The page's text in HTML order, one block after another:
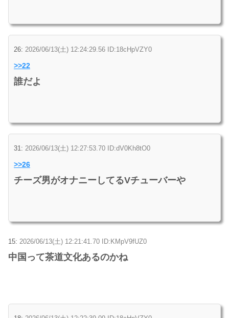
26: 2026/06/13(土) 12:24:29.56 ID:18cHpVZY0
>>22
誰だよ
31: 2026/06/13(土) 12:27:53.70 ID:dV0Kh8tO0
>>26
チーズ男がオナニーしてるVチューバーや
15: 2026/06/13(土) 12:21:41.70 ID:KMpV9fUZ0
中国って茶道文化あるのかね